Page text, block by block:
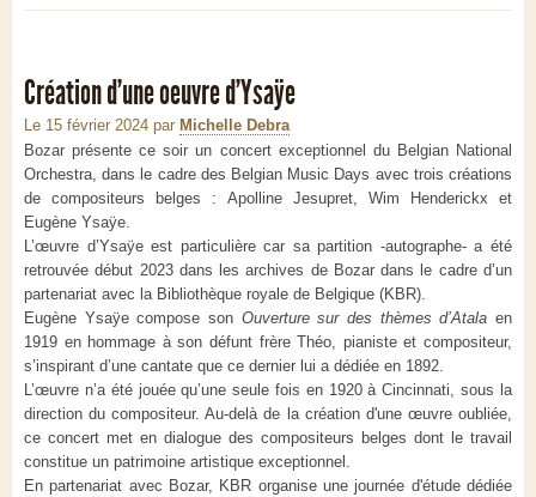
Création d'une oeuvre d'Ysaÿe
Le 15 février 2024 par Michelle Debra
Bozar présente ce soir un concert exceptionnel du Belgian National
Orchestra, dans le cadre des Belgian Music Days avec trois créations
de compositeurs belges : Apolline Jesupret, Wim Henderickx et
Eugène Ysaÿe.
L’œuvre d’Ysaÿe est particulière car sa partition -autographe- a été
retrouvée début 2023 dans les archives de Bozar dans le cadre d’un
partenariat avec la Bibliothèque royale de Belgique (KBR).
Eugène Ysaÿe compose son Ouverture sur des thèmes d’Atala en
1919 en hommage à son défunt frère Théo, pianiste et compositeur,
s’inspirant d’une cantate que ce dernier lui a dédiée en 1892.
L’œuvre n’a été jouée qu’une seule fois en 1920 à Cincinnati, sous la
direction du compositeur. Au-delà de la création d'une œuvre oubliée,
ce concert met en dialogue des compositeurs belges dont le travail
constitue un patrimoine artistique exceptionnel.
En partenariat avec Bozar, KBR organise une journée d'étude dédiée